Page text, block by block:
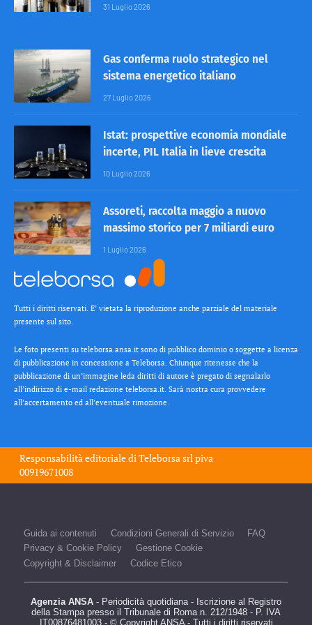
31 Luglio 2026
Gas conferma ruolo strategico nel
sistema energetico italiano
27 Luglio 2026
Istat: prospettive economia mondiale
incerte, PIL Italia in lieve crescita
10 Luglio 2026
Assoreti, raccolta maggio a nuovo
massimo storico per 7 miliardi euro
1 Luglio 2026
Tutti i diritti riservati. E’ vietata la riproduzione anche parziale del materiale
presente sul sito.
Le foto presenti su teleborsa.ansa.it sono di pubblico dominio o soggette a licenza
di pubblicazione in concessione a Teleborsa. Chiunque ritenesse che la
pubblicazione di un’immagine leda diritti di autore è pregato di segnalarlo
all’indirizzo di e-mail redazione teleborsa.it. Sarà nostra cura provvedere
all’accertamento ed all’eventuale rimozione.
Responsabilità editoriale diTeleborsa srl piva
00919671008
Guida ai contenuti Condizioni Generali di Servizio
FAQ
Privacy & Cookie Policy
Gestione Cookie
Copyright & Disclaimer
Codice Etico
Agenzia ANSA - Periodicità quotidiana - Iscrizione al Registro
della Stampa presso il Tribunale di Roma n. 212/1948 - P. IVA
IT00876481003 - © Copyright ANSA - Tutti i diritti riservati